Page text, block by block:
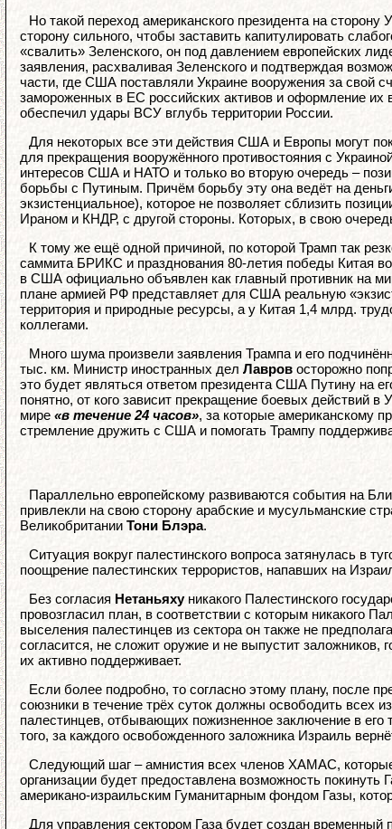
Но такой переход американского президента на
сторону сильного, чтобы заставить капитулировать
«свалить» Зеленского, он под давлением европейских
заявления, расхваливая Зеленского и подтверждая
части, где США поставляли Украине вооружения за свой
замороженных в ЕС российских активов и оформление их
обеспечил удары ВСУ вглубь территории России.
Для некоторых все эти действия США и Европы могут
для прекращения вооружённого противостояния с
интересов США и НАТО и только во вторую очередь –
борьбы с Путиным. Причём борьбу эту она ведёт на
экзистенциальное), которое не позволяет сблизить
Ираном и КНДР, с другой стороны. Которых, в свою
К тому же ещё одной причиной, по которой Трамп так
саммита БРИКС и празднования 80-летия победы Китая
в США официально объявлен как главный противник на
плане армией РФ представляет для США реальную
территория и природные ресурсы, а у Китая 1,4 млрд.
коллегами.
Много шума произвели заявления Трампа и его
тыс. км. Министр иностранных дел Лавров осторожно
это будет являться ответом президента США Путину на
понятно, от кого зависит прекращение боевых действий
мире «в течение 24 часов», за которые американскому
стремление дружить с США и помогать Трампу
Параллельно европейскому развиваются события на
привлекли на свою сторону арабские и мусульманские
Великобритании Тони Блэра.
Ситуация вокруг палестинского вопроса затянулась в
поощрение палестинских террористов, напавших на
Без согласия Нетаньяхуникакого Палестинского
провозгласил план, в соответствии с которым никакого
выселения палестинцев из сектора он также не
согласится, не сложит оружие и не выпустит
их активно поддерживает.
Если более подробно, то согласно этому плану, после
союзники в течение трёх суток должны освободить всех
палестинцев, отбывающих пожизненное заключение в
того, за каждого освобожденного заложника Израиль
Следующий шаг – амнистия всех членов ХАМАС,
организации будет предоставлена возможность
американо-израильским Гуманитарным фондом Газы,
Для управления сектором Газа будет создан временный